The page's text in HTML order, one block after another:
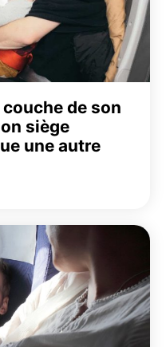
de son
siège
une autre